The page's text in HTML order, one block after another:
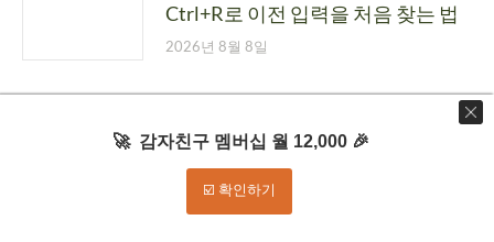
Ctrl+R로 이전 입력을 처음 찾는 법
2026년 8월 8일
Gemini 앱 방화벽 허용 목록: 공식 호
스트를 허용하고 기능 장애를 점검
하는 법
🚀 감자친구 멤버십 월 12,000 🎉
☑️ 확인하기